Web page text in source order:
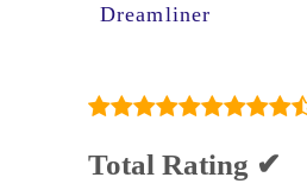
Dreamliner
Total Rating ✔